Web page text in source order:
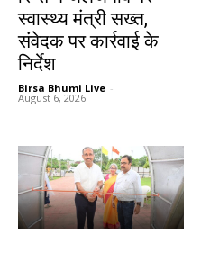
स्वास्थ्य मंत्री सख्त,
संवेदक पर कार्रवाई के
निर्देश
Birsa Bhumi Live -
August 6, 2026